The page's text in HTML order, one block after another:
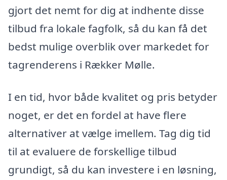
gjort det nemt for dig at indhente disse
tilbud fra lokale fagfolk, så du kan få det
bedst mulige overblik over markedet for
tagrenderens i Rækker Mølle.
I en tid, hvor både kvalitet og pris betyder
noget, er det en fordel at have flere
alternativer at vælge imellem. Tag dig tid
til at evaluere de forskellige tilbud
grundigt, så du kan investere i en løsning,